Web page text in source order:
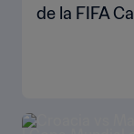
de la FIFA